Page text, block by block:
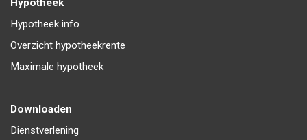
Hypotheek
Hypotheek info
Overzicht hypotheekrente
Maximale hypotheek
Downloaden
Dienstverlening